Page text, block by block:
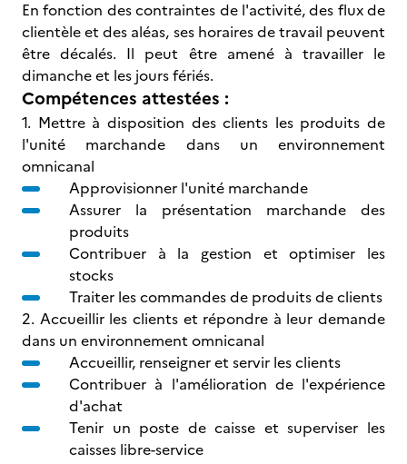
En fonction des contraintes de l'activité, des flux de
clientèle et des aléas, ses horaires de travail peuvent
être décalés. Il peut être amené à travailler le
dimanche et les jours fériés.
Compétences attestées :
1. Mettre à disposition des clients les produits de
l'unité marchande dans un environnement
omnicanal
Approvisionner l'unité marchande
Assurer la présentation marchande des
produits
Contribuer à la gestion et optimiser les
stocks
Traiter les commandes de produits de clients
2. Accueillir les clients et répondre à leur demande
dans un environnement omnicanal
Accueillir, renseigner et servir les clients
Contribuer à l'amélioration de l'expérience
d'achat
Tenir un poste de caisse et superviser les
caisses libre-service